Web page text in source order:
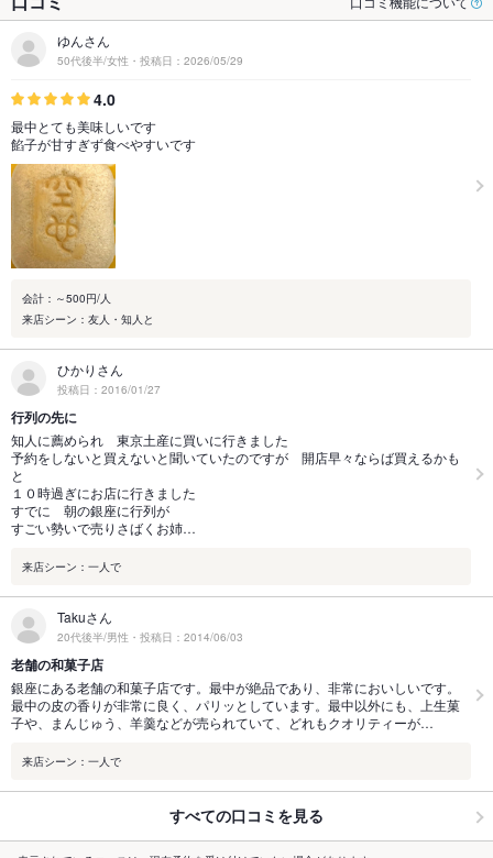
ゆんさん
50代後半/女性・投稿日：2026/05/29
4.0
最中とても美味しいです
餡子が甘すぎず食べやすいです
会計：～500円/人
来店シーン：友人・知人と
ひかりさん
投稿日：2016/01/27
行列の先に
知人に薦められ 東京土産に買いに行きました
予約をしないと買えないと聞いていたのですが 開店早々ならば買えるかも
と
１０時過ぎにお店に行きました
すでに 朝の銀座に行列が
すごい勢いで売りさばくお姉…
来店シーン：一人で
Takuさん
20代後半/男性・投稿日：2014/06/03
老舗の和菓子店
銀座にある老舗の和菓子店です。最中が絶品であり、非常においしいです。
最中の皮の香りが非常に良く、パリッとしています。最中以外にも、上生菓
子や、まんじゅう、羊羹などが売られていて、どれもクオリティーが…
来店シーン：一人で
すべての口コミを見る